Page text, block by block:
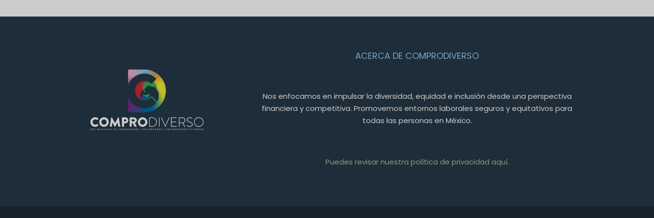
ACERCA DE COMPRODIVERSO
Nos enfocamos en impulsar la diversidad, equidad e inclusión desde una perspectiva
financiera y competitiva. Promovemos entornos laborales seguros y equitativos para
todas las personas en México.
Puedes revisar nuestra política de privacidad aquí.